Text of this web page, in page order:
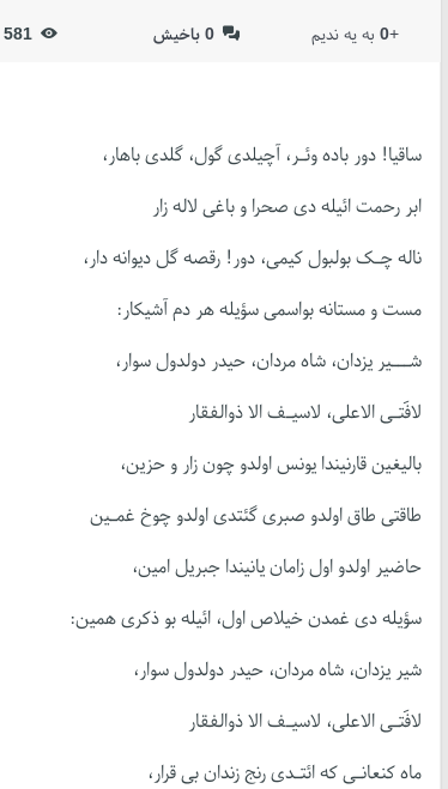
+
0 به یه ندیم 0باخیش 581
ساقیا! دور باده وئـر، آچیلدی گول، گلدی باهار،
ابر رحمت ائیله دی صحرا و باغی لاله زار
ناله چـک بولبول کیمی، دور! رقصه گل دیوانه دار،
مست و مستانه بواسمی سؤیله هر دم آشیکار:
شـــیر یزدان، شاه مردان، حیدر دولدول سوار،
لافَتـی الاعلی، لاسیـف الا ذوالفقار
بالیغین قارنیندا یونس اولدو چون زار و حزین،
طاقتی طاق اولدو صبری گئتدی اولدو چوخ غمـین
حاضیر اولدو اول زامان یانیندا جبریل امین،
سؤیله دی غمدن خیلاص اول، ائیله بو ذکری همین:
شیر یزدان، شاه مردان، حیدر دولدول سوار،
لافَتـی الاعلی، لاسیـف الا ذوالفقار
ماه کنعانـی که ائتـدی رنج زندان بی قرار،